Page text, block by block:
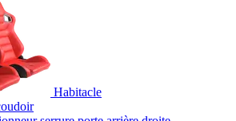
Habitacle